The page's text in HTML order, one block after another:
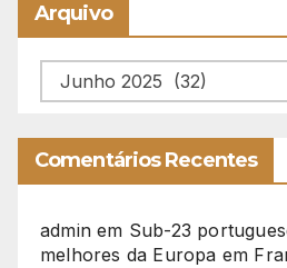
Arquivo
Arquivo
Comentários Recentes
admin em Sub-23
melhores da Europa em